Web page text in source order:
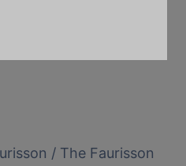
/ The Faurisson